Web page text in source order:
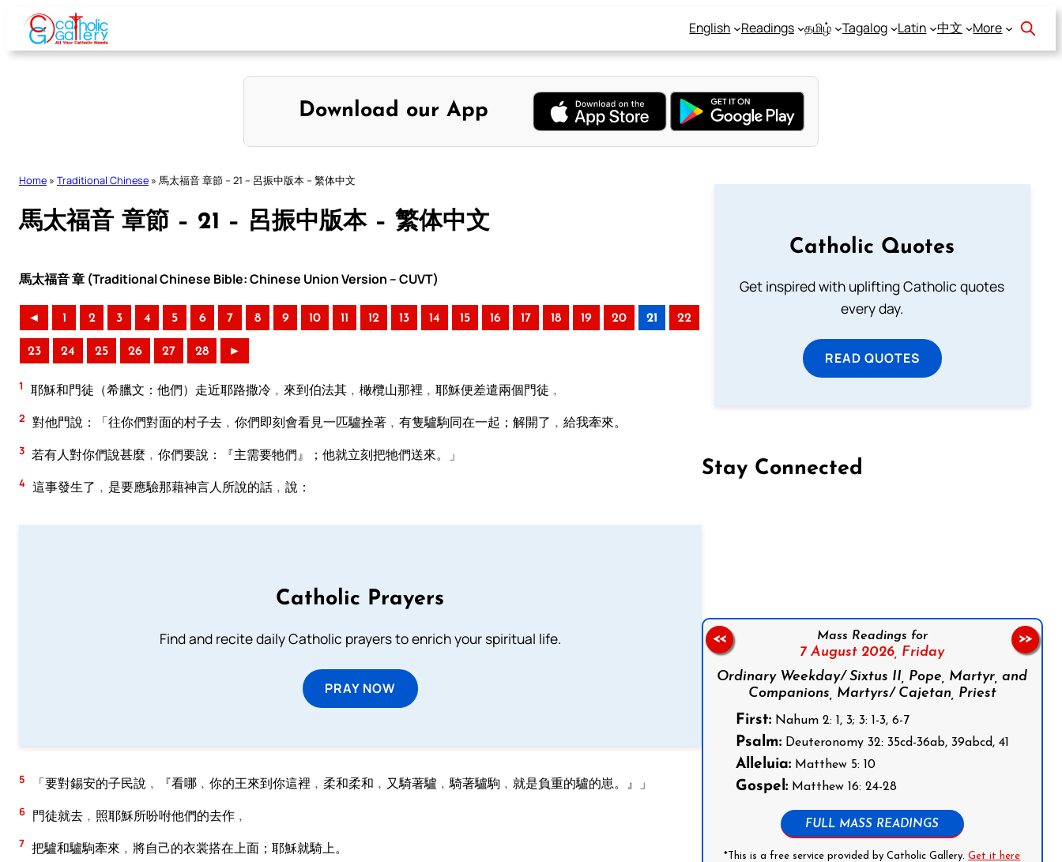
Skip
content
English Readings தமிழ் Tagalog Latin 中文 More
Download our App
Home » Traditional Chinese » 馬太福音 章節 – 21 – 呂振中版本 – 繁体中文
馬太福音 章節 – 21 – 呂振中版本 – 繁体中文
馬太福音 章 (Traditional Chinese Bible: Chinese Union Version – CUVT)
◄ 1 2 3 4 5 6 7 8 9 10 11 12 13 14 15 16 17 18 19 20 21 22
23 24 25 26 27 28 ►
1 耶穌和門徒（希臘文：他們）走近耶路撒冷﹐來到伯法其﹐橄欖山那裡﹐耶穌便差遣兩個門徒﹐
2 對他門說：「往你們對面的村子去﹐你們即刻會看見一匹驢拴著﹐有隻驢駒同在一起；解開了﹐給我牽來。
3 若有人對你們說甚麼﹐你們要說：『主需要牠們』；他就立刻把牠們送來。」
4 這事發生了﹐是要應驗那藉神言人所說的話﹐說：
Catholic Prayers
Find and recite daily Catholic prayers to enrich your spiritual life.
PRAY NOW
5 「要對錫安的子民說﹐『看哪﹐你的王來到你這裡﹐柔和柔和﹐又騎著驢﹐騎著驢駒﹐就是負重的驢的崽。』」
6 門徒就去﹐照耶穌所吩咐他們的去作﹐
7 把驢和驢駒牽來﹐將自己的衣裳搭在上面；耶穌就騎上。
Catholic Quotes
Get inspired with uplifting Catholic quotes
every day.
READ QUOTES
Stay Connected
Mass Readings for
7 August 2026, Friday
Ordinary Weekday/ Sixtus II, Pope, Martyr, and
Companions, Martyrs/ Cajetan, Priest
First:Nahum 2: 1, 3; 3: 1-3, 6-7
Psalm:Deuteronomy 32: 35cd-36ab, 39abcd, 41
Alleluia:Matthew 5: 10
Gospel:Matthew 16: 24-28
FULL MASS READINGS
*This is a free service provided by Catholic Gallery.Get it here
<< >>